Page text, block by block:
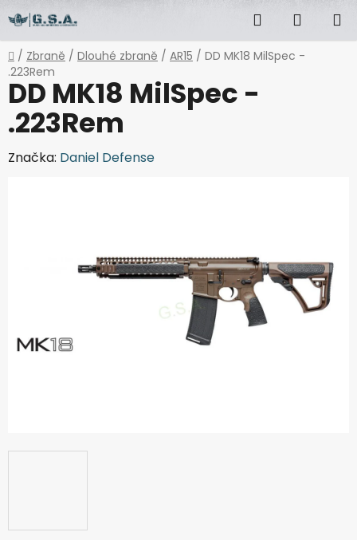
na
obsah
Hledat
KOŠÍK
Domů
/ Zbraně / Dlouhé zbraně / AR15 / DD MK18 MilSpec -
.223Rem
DD MK18 MilSpec -
.223Rem
Značka: Daniel Defense